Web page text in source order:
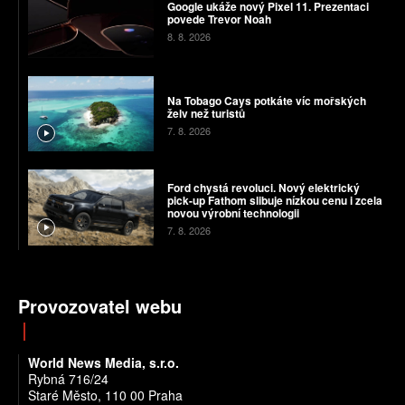
Google ukáže nový Pixel 11. Prezentaci
povede Trevor Noah
8. 8. 2026
Na Tobago Cays potkáte víc mořských
želv než turistů
7. 8. 2026
Ford chystá revoluci. Nový elektrický
pick-up Fathom slibuje nízkou cenu i zcela
novou výrobní technologii
7. 8. 2026
Provozovatel webu
World News Media, s.r.o.
Rybná 716/24
Staré Město, 110 00 Praha